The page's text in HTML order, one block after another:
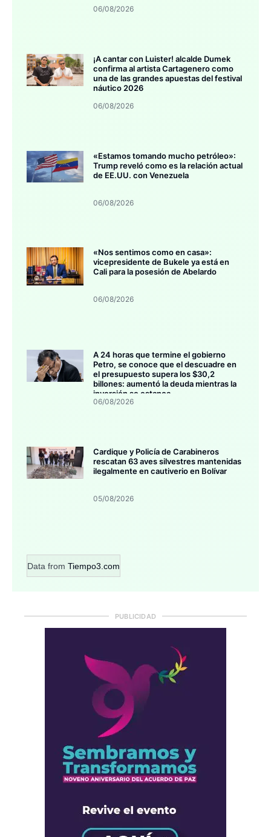
06/08/2026
¡A cantar con Luister! alcalde Dumek
confirma al artista Cartagenero como
una de las grandes apuestas del festival
náutico 2026
06/08/2026
«Estamos tomando mucho petróleo»:
Trump reveló como es la relación actual
de EE.UU. con Venezuela
06/08/2026
«Nos sentimos como en casa»:
vicepresidente de Bukele ya está en
Cali para la posesión de Abelardo
06/08/2026
A 24 horas que termine el gobierno
Petro, se conoce que el descuadre en
el presupuesto supera los $30,2
billones: aumentó la deuda mientras la
inversión se estanca
06/08/2026
Cardique y Policía de Carabineros
rescatan 63 aves silvestres mantenidas
ilegalmente en cautiverio en Bolívar
05/08/2026
Data from Tiempo3.com
PUBLICIDAD